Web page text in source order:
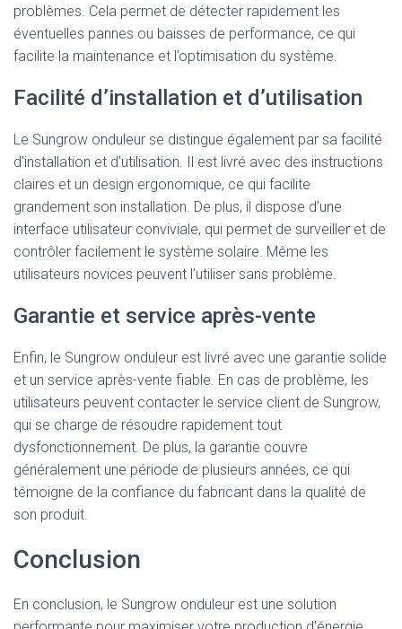
problèmes. Cela permet de détecter rapidement les
éventuelles pannes ou baisses de performance, ce qui
facilite la maintenance et l’optimisation du système.
Facilité d’installation et d’utilisation
Le Sungrow onduleur se distingue également par sa facilité
d’installation et d’utilisation. Il est livré avec des instructions
claires et un design ergonomique, ce qui facilite
grandement son installation. De plus, il dispose d’une
interface utilisateur conviviale, qui permet de surveiller et de
contrôler facilement le système solaire. Même les
utilisateurs novices peuvent l’utiliser sans problème.
Garantie et service après-vente
Enfin, le Sungrow onduleur est livré avec une garantie solide
et un service après-vente fiable. En cas de problème, les
utilisateurs peuvent contacter le service client de Sungrow,
qui se charge de résoudre rapidement tout
dysfonctionnement. De plus, la garantie couvre
généralement une période de plusieurs années, ce qui
témoigne de la confiance du fabricant dans la qualité de
son produit.
Conclusion
En conclusion, le Sungrow onduleur est une solution